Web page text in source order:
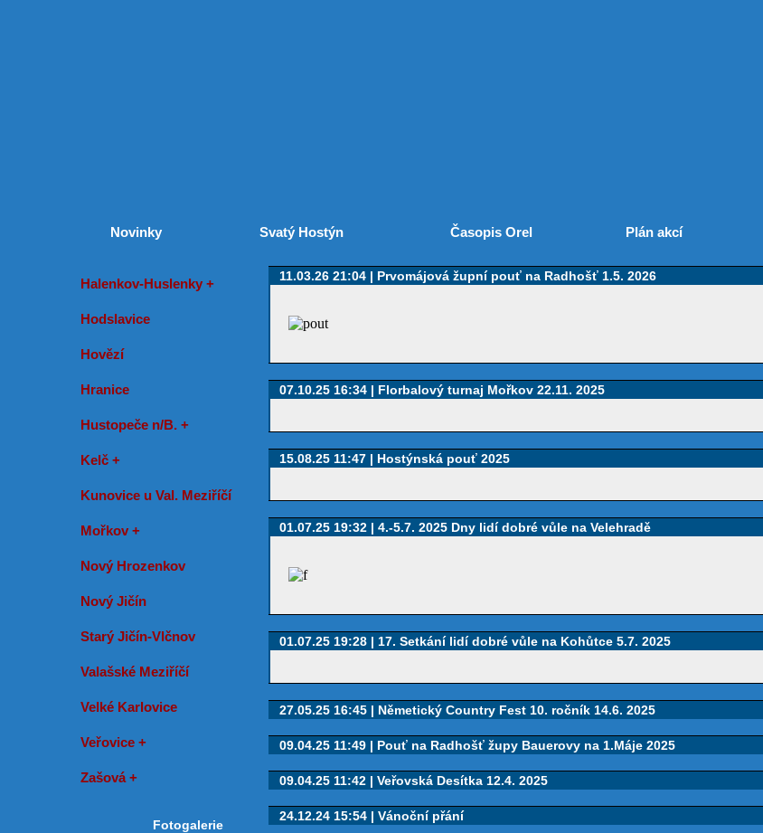
Novinky Svatý Hostýn Časopis Orel Plán akcí
Halenkov-Huslenky +
Hodslavice
Hovězí
Hranice
Hustopeče n/B. +
Kelč +
Kunovice u Val. Meziříčí
Mořkov +
Nový Hrozenkov
Nový Jičín
Starý Jičín-Vlčnov
Valašské Meziříčí
Velké Karlovice
Veřovice +
Zašová +
Fotogalerie
11.03.26 21:04 | Prvomájová župní pouť na Radhošť 1.5. 2026
07.10.25 16:34 | Florbalový turnaj Mořkov 22.11. 2025
15.08.25 11:47 | Hostýnská pouť 2025
01.07.25 19:32 | 4.-5.7. 2025 Dny lidí dobré vůle na Velehradě
01.07.25 19:28 | 17. Setkání lidí dobré vůle na Kohůtce 5.7. 2025
27.05.25 16:45 | Němetický Country Fest 10. ročník 14.6. 2025
09.04.25 11:49 | Pouť na Radhošť župy Bauerovy na 1.Máje 2025
09.04.25 11:42 | Veřovská Desítka 12.4. 2025
24.12.24 15:54 | Vánoční přání